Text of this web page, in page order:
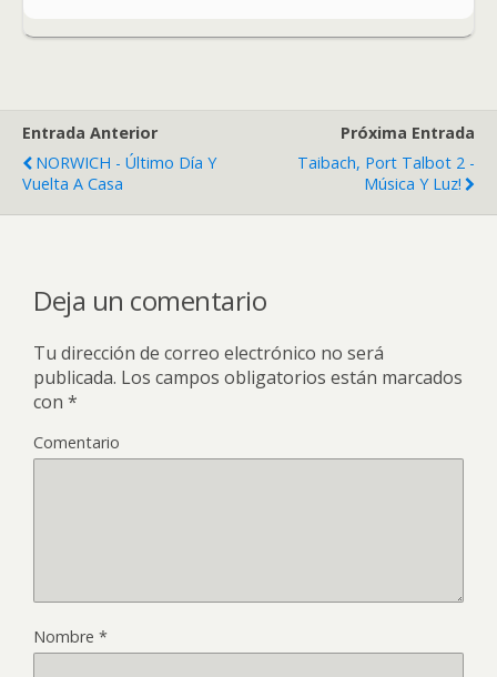
Entrada Anterior
NORWICH - Último Día Y
Vuelta A Casa
Próxima Entrada
Taibach, Port Talbot 2 -
Música Y Luz!
Deja un comentario
Tu dirección de correo electrónico no será
publicada. Los campos obligatorios están marcados
con *
Comentario
Nombre *